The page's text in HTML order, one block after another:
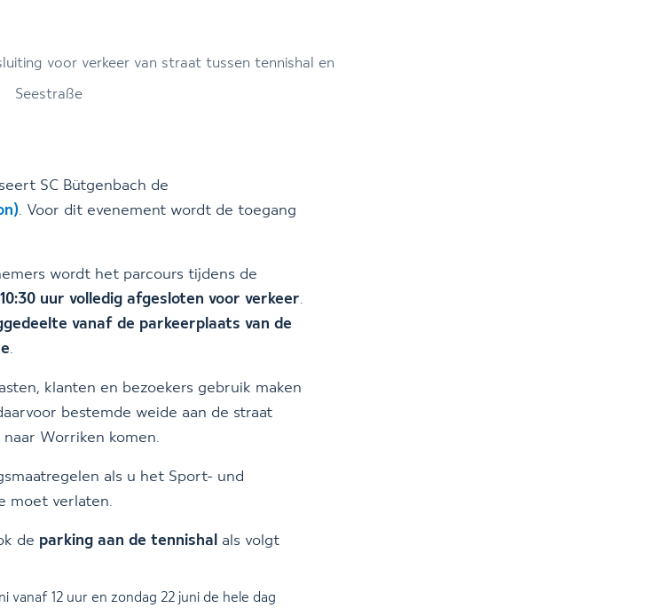
voor verkeer van straat tussen tennishal en
Seestraße
SC Bütgenbach de
. Voor dit evenement wordt de toegang
wordt het parcours tijdens de
uur volledig afgesloten voor verkeer.
vanaf de parkeerplaats van de
.
klanten en bezoekers gebruik maken
bestemde weide aan de straat
Worriken komen.
als u het Sport- und
moet verlaten.
de parking aan de tennishal
als volgt
vanaf 12 uur en zondag 22 juni de hele dag